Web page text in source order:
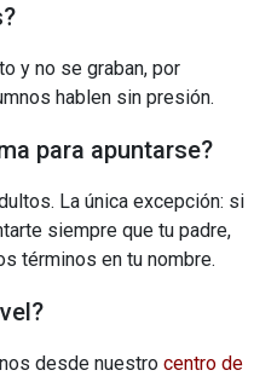
y no se graban, por
hablen sin presión.
para apuntarse?
La única excepción: si
siempre que tu padre,
términos en tu nombre.
desde nuestro centro de